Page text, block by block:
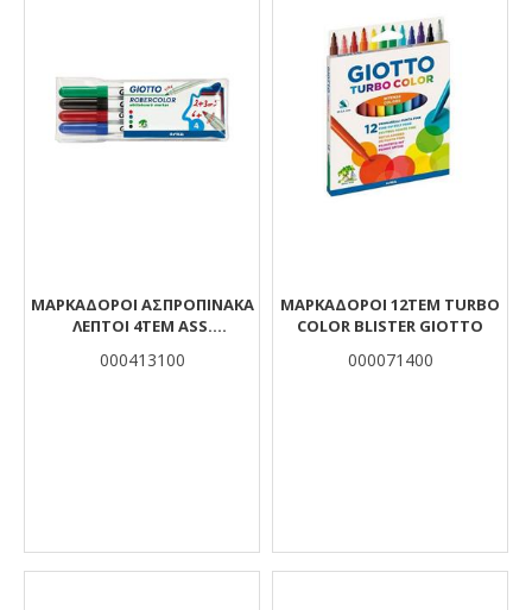
ΜΑΡΚΑΔΟΡΟΙ ΑΣΠΡΟΠΙΝΑΚΑ
ΛΕΠΤΟΙ 4ΤΕΜ ASS.
000413100
ΜΑΡΚΑΔΟPΟΙ 12ΤΕΜ TURBO
COLOR BLISTER GIOTTO
000071400